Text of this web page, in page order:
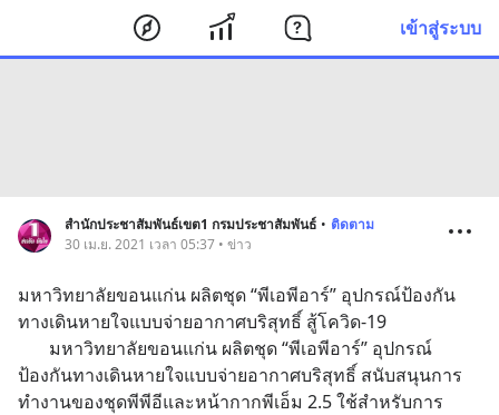
เข้าสู่ระบบ
สำนักประชาสัมพันธ์เขต1 กรมประชาสัมพันธ์ • ติดตาม
30 เม.ย. 2021 เวลา 05:37 • ข่าว
มหาวิทยาลัยขอนแก่น ผลิตชุด “พีเอพีอาร์” อุปกรณ์ป้องกัน
ทางเดินหายใจแบบจ่ายอากาศบริสุทธิ์ สู้โควิด-19
ป้องกันทางเดินหายใจแบบจ่ายอากาศบริสุทธิ์ สนับสนุนการ
ทำงานของชุดพีพีอีและหน้ากากพีเอ็ม 2.5 ใช้สำหรับการ